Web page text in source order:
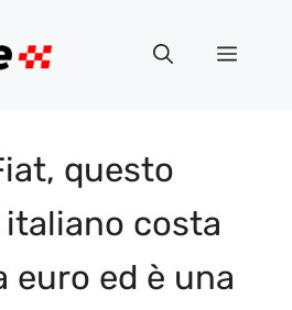
Menu
questo
italiano costa
euro ed è una